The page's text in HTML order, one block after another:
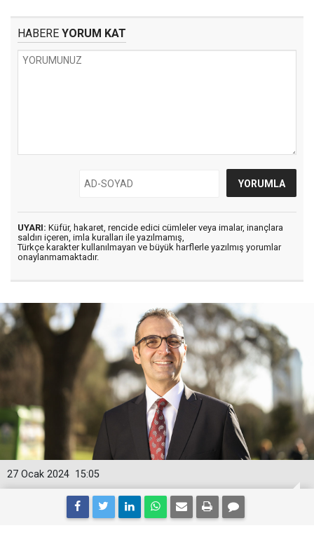
HABERE YORUM KAT
UYARI: Küfür, hakaret, rencide edici cümleler veya imalar, inançlara
saldırı içeren, imla kuralları ile yazılmamış,
Türkçe karakter kullanılmayan ve büyük harflerle yazılmış yorumlar
onaylanmamaktadır.
15:05
27 Ocak 2024